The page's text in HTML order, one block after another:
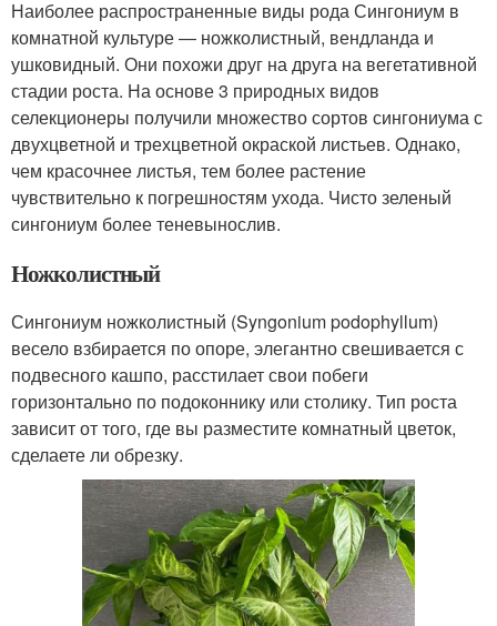
Наиболее распространенные виды рода Сингониум в
комнатной культуре — ножколистный, вендланда и
ушковидный. Они похожи друг на друга на вегетативной
стадии роста. На основе 3 природных видов
селекционеры получили множество сортов сингониума с
двухцветной и трехцветной окраской листьев. Однако,
чем красочнее листья, тем более растение
чувствительно к погрешностям ухода. Чисто зеленый
сингониум более теневынослив.
Ножколистный
Сингониум ножколистный (Syngonium podophyllum)
весело взбирается по опоре, элегантно свешивается с
подвесного кашпо, расстилает свои побеги
горизонтально по подоконнику или столику. Тип роста
зависит от того, где вы разместите комнатный цветок,
сделаете ли обрезку.